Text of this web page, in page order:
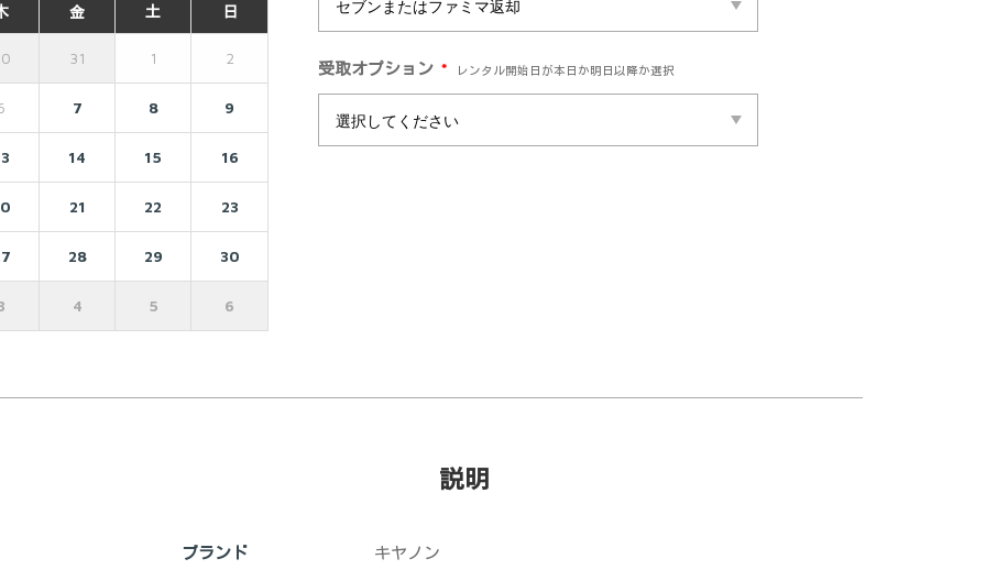
金 土 日
31 1 2
7 8 9
14 15 16
21 22 23
28 29 30
4 5 6
受取オプション * レンタル開始日が本日か明日以降か選択
説明
ブランド ‎キヤノン